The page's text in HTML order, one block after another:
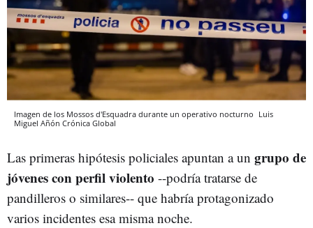
Imagen de los Mossos d'Esquadra durante un operativo nocturno Luis
Miguel Añón Crónica Global
Las primeras hipótesis policiales apuntan a un grupo de
jóvenes con perfil violento --podría tratarse de
pandilleros o similares-- que habría protagonizado
varios incidentes esa misma noche.